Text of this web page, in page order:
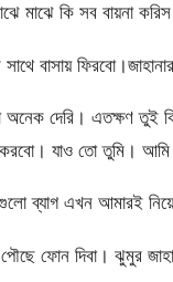
মাঝে কি সব বায়না
বাসায়
দেরি। এতক্ষণ তুই
করবো। যাও তো তুমি।
ব্যাগ এখন আমারই
ফোন দিবা। ঝুমুর